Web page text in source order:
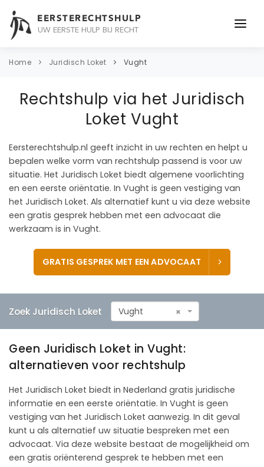
EERSTERECHTSHULP
UW EERSTE HULP BIJ RECHT
ONDERWERPEN
CONTACT
Home Juridisch Loket Vught
Rechtshulp via het Juridisch
Loket Vught
Eersterechtshulp.nl geeft inzicht in uw rechten en helpt u
bepalen welke vorm van rechtshulp passend is voor uw
situatie. Het Juridisch Loket biedt algemene voorlichting
en een eerste oriëntatie. In Vught is geen vestiging van
het Juridisch Loket. Als alternatief kunt u via deze website
een gratis gesprek hebben met een advocaat die
werkzaam is in Vught.
GRATIS GESPREK MET EEN ADVOCAAT
Zoek Juridisch Loket ×
Vught
Geen Juridisch Loket in Vught:
alternatieven voor rechtshulp
Het Juridisch Loket biedt in Nederland gratis juridische
informatie en een eerste oriëntatie. In Vught is geen
vestiging van het Juridisch Loket aanwezig. In dit geval
kunt u als alternatief uw situatie bespreken met een
advocaat. Via deze website bestaat de mogelijkheid om
een gratis oriënterend gesprek te hebben met een